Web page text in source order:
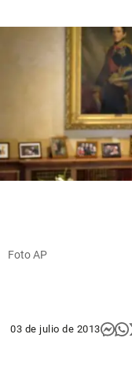
Foto AP
03 de julio de 2013